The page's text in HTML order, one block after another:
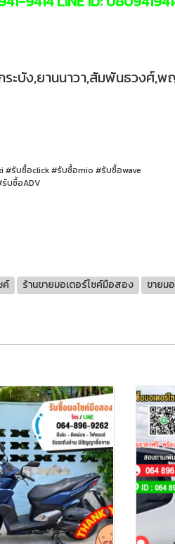
บัง,ยานนาวา,สัมพันธวง
#รับซื้อclick #รับซื้อmio #รับซื้อwave
บซื้อADV
ค์ ร้านขายมอเตอร์ไซค์มือสอง
ขายม